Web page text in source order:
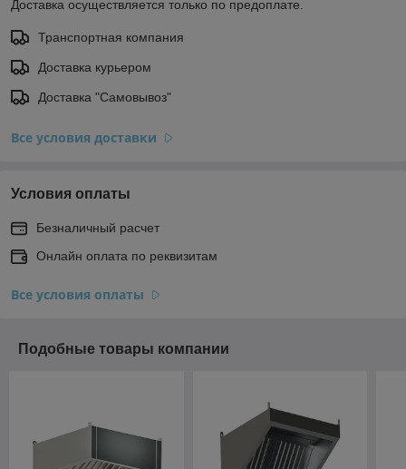
Доставка осуществляется только по предоплате.
Транспортная компания
Доставка курьером
Доставка "Самовывоз"
Все условия доставки
Условия оплаты
Безналичный расчет
Онлайн оплата по реквизитам
Все условия оплаты
Подобные товары компании